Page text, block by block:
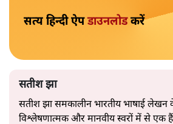
2019 के बही‑खाता वाले प्रतीकवाद से
अब वे नार्थ ब्लॉक के हर गलियारे को जानने
तरह बोलती हैं। लेकिन इस आत्मविश्वास के